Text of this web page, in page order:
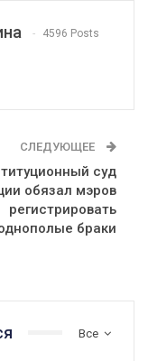
4596 Posts
СЛЕДУЮЩЕЕ
суд
обязал мэров
регистрировать
браки
Все